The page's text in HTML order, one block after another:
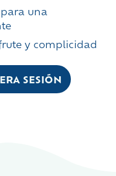
una
y complicidad
SESIÓN